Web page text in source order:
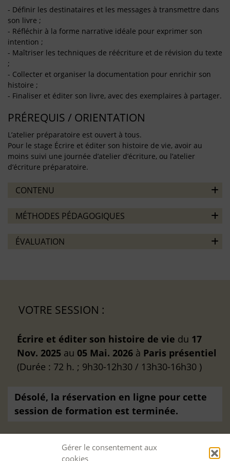
Gérer le consentement aux
cookies
- Définir les destinataires et les messages à transmettre dans
son livre ;
- Réfléchir à la forme narrative idéale pour exprimer son
intention ;
- Maîtriser les techniques de réécriture et de révision du texte
;
- Collecter et organiser la documentation pour enrichir son
histoire ;
- Finaliser et éditer son livre, avec des exemplaires à partager.
PRÉREQUIS / ORIENTATION
L’atelier préparatoire est ouvert à tous.
Pour le stage Écrire et éditer son histoire de vie, avoir au
moins suivi une journée d’atelier d’écriture, ou l’atelier
d’écriture préparatoire.
CONTENU
MÉTHODES PÉDAGOGIQUES
ÉVALUATION
VOTRE SESSION :
Écrire et éditer son histoire de vie du 17
Nov. 2025 au 05 Mai. 2026 à Paris présentiel
(Durée : 72 h. ; 9h30-12h30 / 13h30-16h30 )
Désolé, la réservation en ligne pour cette
session de formation est terminée.